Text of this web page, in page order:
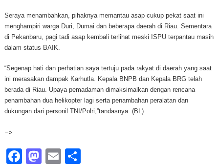
Seraya menambahkan, pihaknya memantau asap cukup pekat saat ini
menghampiri warga Duri, Dumai dan beberapa daerah di Riau. Sementara
di Pekanbaru, pagi tadi asap kembali terlihat meski ISPU terpantau masih
dalam status BAIK.
“Segenap hati dan perhatian saya tertuju pada rakyat di daerah yang saat
ini merasakan dampak Karhutla. Kepala BNPB dan Kepala BRG telah
berada di Riau. Upaya pemadaman dimaksimalkan dengan rencana
penambahan dua helikopter lagi serta penambahan peralatan dan
dukungan dari personil TNI/Polri,”tandasnya. (BL)
–>
Facebook
Mastodon
EmailShare